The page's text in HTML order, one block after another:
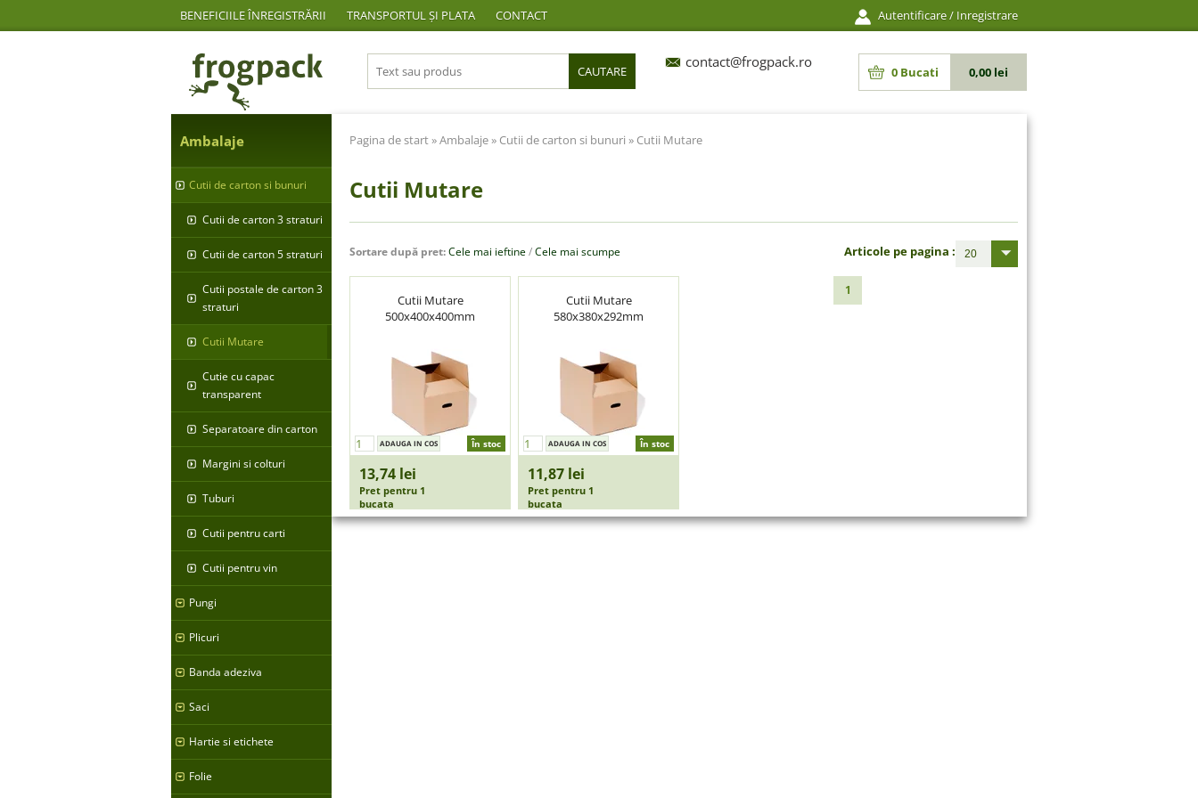
BENEFICIILE ÎNREGISTRĂRII TRANSPORTUL ȘI PLATA CONTACT Autentificare/ Inregistrare
CAUTARE
contact@frogpack.ro
0 Bucati 0,00 lei
Ambalaje
Cutii de carton si bunuri
Cutii de carton 3 straturi
Cutii de carton 5 straturi
Cutii postale de carton 3
straturi
Cutii Mutare
Cutie cu capac
transparent
Separatoare din carton
Margini si colturi
Tuburi
Cutii pentru carti
Cutii pentru vin
Pungi
Plicuri
Banda adeziva
Saci
Hartie si etichete
Folie
Pagina de start»Ambalaje» Cutii de carton si bunuri » Cutii Mutare
Cutii Mutare
20
Articole pe pagina :
Sortare după pret:Cele mai ieftine/Cele mai scumpe
Cutii Mutare
500x400x400mm
În stoc
13,74 lei
Pret pentru 1
bucata
Cutii Mutare
580x380x292mm
În stoc
11,87 lei
Pret pentru 1
bucata
1